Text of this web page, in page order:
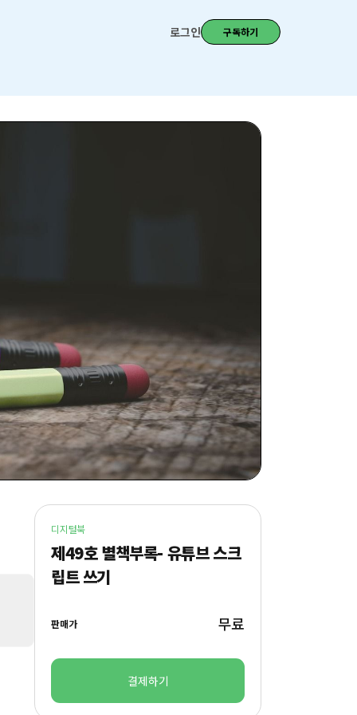
로그인 구독하기
디지털북
제49호 별책부록- 유튜브 스크
립트 쓰기
판매가 무료
결제하기